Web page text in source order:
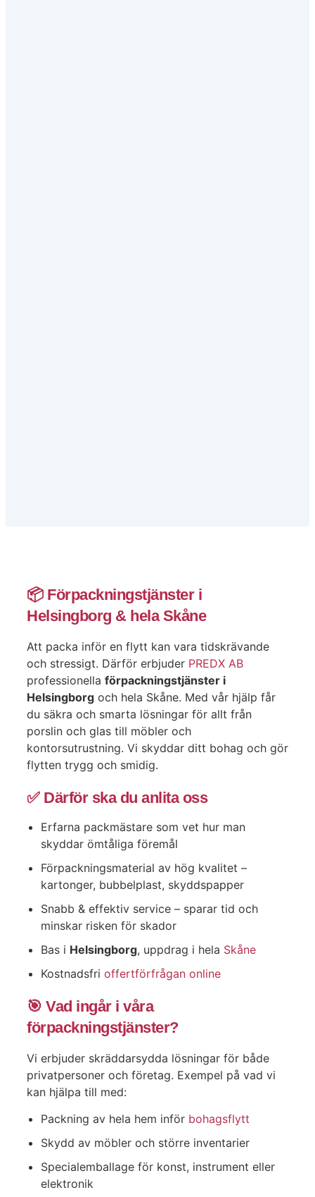
📦 Förpackningstjänster i
Helsingborg & hela Skåne
Att packa inför en flytt kan vara tidskrävande
och stressigt. Därför erbjuder PREDX AB
professionella förpackningstjänster i
Helsingborg och hela Skåne. Med vår hjälp får
du säkra och smarta lösningar för allt från
porslin och glas till möbler och
kontorsutrustning. Vi skyddar ditt bohag och gör
flytten trygg och smidig.
✅ Därför ska du anlita oss
Erfarna packmästare som vet hur man
skyddar ömtåliga föremål
Förpackningsmaterial av hög kvalitet –
kartonger, bubbelplast, skyddspapper
Snabb & effektiv service – sparar tid och
minskar risken för skador
Bas i Helsingborg, uppdrag i hela Skåne
Kostnadsfri offertförfrågan online
🎯 Vad ingår i våra
förpackningstjänster?
Vi erbjuder skräddarsydda lösningar för både
privatpersoner och företag. Exempel på vad vi
kan hjälpa till med:
Packning av hela hem inför bohagsflytt
Skydd av möbler och större inventarier
Specialemballage för konst, instrument eller
elektronik